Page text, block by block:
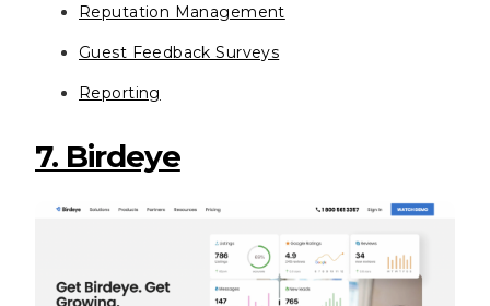
Reputation Management
Guest Feedback Surveys
Reporting
7. Birdeye